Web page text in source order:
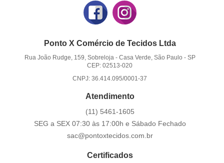
Ponto X Comércio de Tecidos Ltda
Rua João Rudge, 159, Sobreloja- Casa Verde, São Paulo - SP
CEP: 02513-020
CNPJ: 36.414.095/0001-37
Atendimento
(11) 5461-1605
SEG a SEX 07:30 às 17:00h e Sábado Fechado
sac@pontoxtecidos.com.br
Certificados